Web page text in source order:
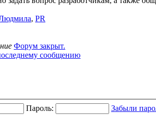
, PR
Форум закрыт.
сообщению
Пароль: Забыли